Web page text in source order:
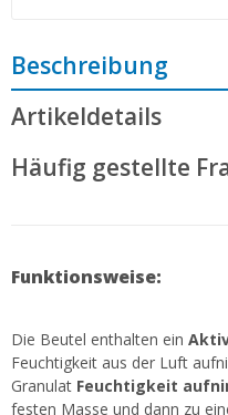
Beschreibung
Artikeldetails
Häufig gestellte
Funktionsweise:
Die Beutel enthalten ein
Feuchtigkeit aus der Luft
Granulat Feuchtigkeit
festen Masse und dann zu